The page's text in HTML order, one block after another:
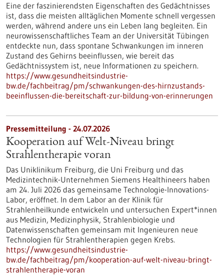
Eine der faszinierendsten Eigenschaften des Gedächtnisses
ist, dass die meisten alltäglichen Momente schnell vergessen
werden, während andere uns ein Leben lang begleiten. Ein
neurowissenschaftliches Team an der Universität Tübingen
entdeckte nun, dass spontane Schwankungen im inneren
Zustand des Gehirns beeinflussen, wie bereit das
Gedächtnissystem ist, neue Informationen zu speichern.
https://www.gesundheitsindustrie-
bw.de/fachbeitrag/pm/schwankungen-des-hirnzustands-
beeinflussen-die-bereitschaft-zur-bildung-von-erinnerungen
Pressemitteilung - 24.07.2026
Kooperation auf Welt-Niveau bringt
Strahlentherapie voran
Das Uniklinikum Freiburg, die Uni Freiburg und das
Medizintechnik-Unternehmen Siemens Healthineers haben
am 24. Juli 2026 das gemeinsame Technologie-Innovations-
Labor, eröffnet. In dem Labor an der Klinik für
Strahlenheilkunde entwickeln und untersuchen Expert*innen
aus Medizin, Medizinphysik, Strahlenbiologie und
Datenwissenschaften gemeinsam mit Ingenieuren neue
Technologien für Strahlentherapien gegen Krebs.
https://www.gesundheitsindustrie-
bw.de/fachbeitrag/pm/kooperation-auf-welt-niveau-bringt-
strahlentherapie-voran